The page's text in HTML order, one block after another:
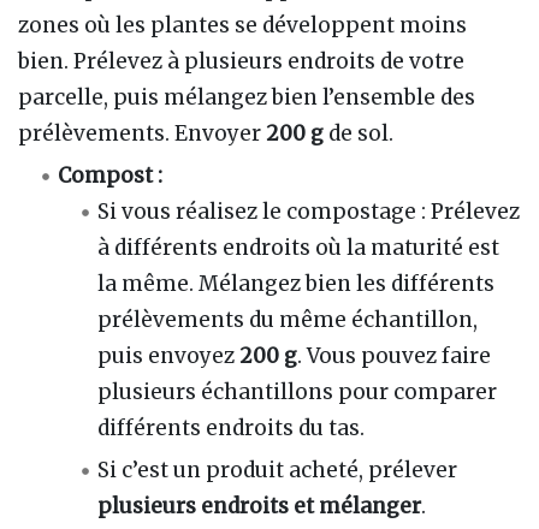
zones où les plantes se développent moins
bien. Prélevez à plusieurs endroits de votre
parcelle, puis mélangez bien l’ensemble des
prélèvements. Envoyer 200 g de sol.
Compost :
Si vous réalisez le compostage : Prélevez
à différents endroits où la maturité est
la même. Mélangez bien les différents
prélèvements du même échantillon,
puis envoyez 200 g. Vous pouvez faire
plusieurs échantillons pour comparer
différents endroits du tas.
Si c’est un produit acheté, prélever
plusieurs endroits et mélanger.